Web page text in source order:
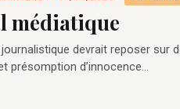
médiatique
devrait reposer sur
présomption d’innocence…